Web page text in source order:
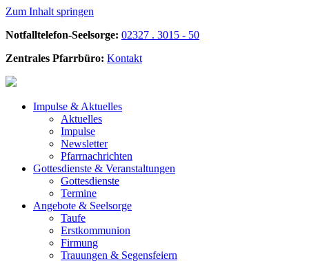
Zum Inhalt springen
Notfalltelefon-Seelsorge: 02327 . 3015 - 50
Zentrales Pfarrbüro: Kontakt
Impulse & Aktuelles
Aktuelles
Impulse
Newsletter
Pfarrnachrichten
Gottesdienste & Veranstaltungen
Gottesdienste
Termine
Angebote & Seelsorge
Taufe
Erstkommunion
Firmung
Trauungen & Segensfeiern